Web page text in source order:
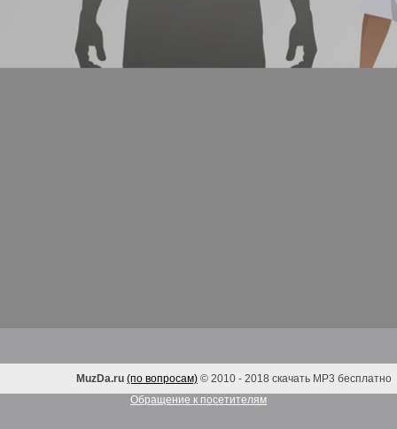
MuzDa.ru (по вопросам) © 2010 - 2018 скачать MP3 бесплатно
Обращение к посетителям